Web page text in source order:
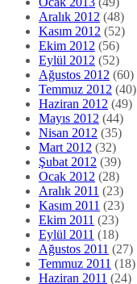
Aralık 2012 (48)
Kasım 2012 (52)
Ekim 2012 (56)
Eylül 2012 (52)
Ağustos 2012 (60)
Temmuz 2012 (40)
Haziran 2012 (49)
Mayıs 2012 (44)
Nisan 2012 (35)
Mart 2012 (32)
Şubat 2012 (39)
Ocak 2012 (28)
Aralık 2011 (23)
Kasım 2011 (23)
Ekim 2011 (23)
Eylül 2011 (18)
Ağustos 2011 (27)
Temmuz 2011 (18)
Haziran 2011 (24)